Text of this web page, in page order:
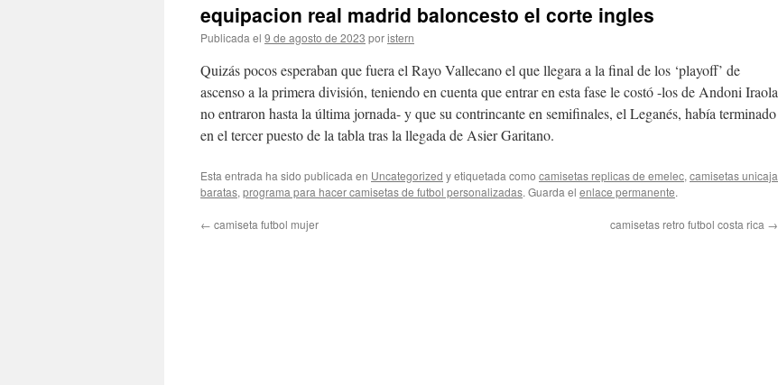
equipacion real madrid baloncesto el corte ingles
Publicada el 9 de agosto de 2023 poristern
Quizás pocos esperaban que fuera el Rayo Vallecano el que llegara a la final de los ‘playoff’ de
ascenso a la primera división, teniendo en cuenta que entrar en esta fase le costó -los de Andoni Iraola
no entraron hasta la última jornada- y que su contrincante en semifinales, el Leganés, había terminado
en el tercer puesto de la tabla tras la llegada de Asier Garitano.
Esta entrada ha sido publicada en Uncategorized y etiquetada como camisetas replicas de emelec, camisetas unicaja
baratas, programa para hacer camisetas de futbol personalizadas. Guarda el enlace permanente.
← camiseta futbol mujer camisetas retro futbol costa rica →